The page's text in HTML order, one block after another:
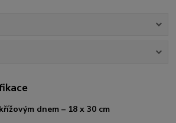
dnem – 18 x 30 cm